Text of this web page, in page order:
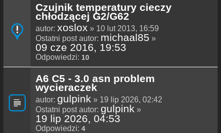
Czujnik temperatury cieczy
chłodzącej G2/G62
autor: xoslox » 10 lut 2013, 16:59
Ostatni post autor: michaal85 »
09 cze 2016, 19:53
Odpowiedzi: 10
A6 C5 - 3.0 asn problem
wycieraczek
autor: gulpink » 19 lip 2026, 02:42
Ostatni post autor: gulpink »
19 lip 2026, 04:53
Odpowiedzi: 4